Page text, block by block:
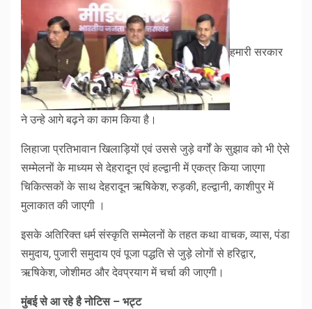
हमारी सरकार
ने उन्हे आगे बढ़ने का काम किया है।
लिहाजा प्रतिभावान खिलाड़ियों एवं उससे जुड़े वर्गों के सुझाव को भी ऐसे
सम्मेलनों के माध्यम से देहरादून एवं हल्द्वानी में एकत्र किया जाएगा
चिकित्सकों के साथ देहरादून ऋषिकेश, रुड़की, हल्द्वानी, काशीपुर में
मुलाकात की जाएगी ।
इसके अतिरिक्त धर्म संस्कृति सम्मेलनों के तहत कथा वाचक, व्यास, पंडा
समुदाय, पुजारी समुदाय एवं पूजा पद्धति से जुड़े लोगों से हरिद्वार,
ऋषिकेश, जोशीमठ और देवप्रयाग में चर्चा की जाएगी।
मुंबई से आ रहे है नोटिस – भट्ट